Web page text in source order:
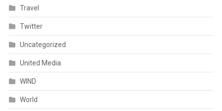
Travel
Twitter
Uncategorized
United Media
WIND
World